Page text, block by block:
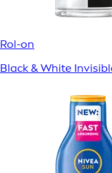
Rol-on
Black & White